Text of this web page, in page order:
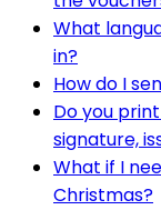
What
in?
How do I
Do you
signature,
What if I
Christmas?